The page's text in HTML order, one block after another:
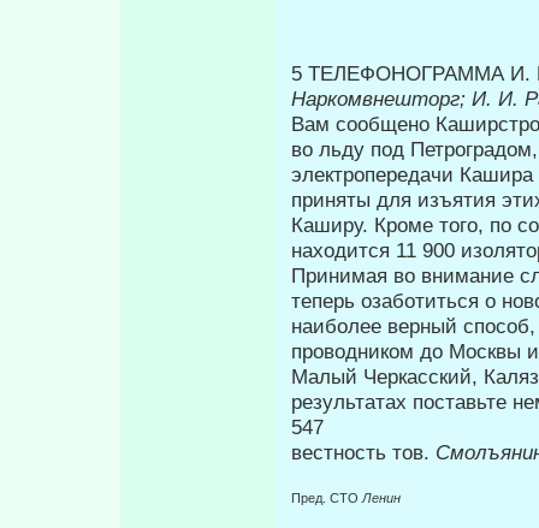
5 ТЕЛЕФОНОГРАММА И.
Наркомвнешторг; И. И.
Вам сообщено
во льду под
электропереда­чи
приняты для изъятия
Каширу. Кроме того, по
находится 11 900
Принимая во внимание
теперь озаботиться о
наи­более верный
проводником до Москвы
Малый Черкасский,
результатах поставьте
547
вестность тов.
Пред. СТО Ленин